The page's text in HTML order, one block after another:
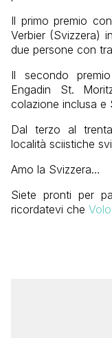
Il primo premio
Verbier (Svizzera)
due persone con
Il secondo
Engadin St.
colazione inclusa e
Dal terzo al
località sciistiche
Amo la Svizzera…
Siete pronti per
ricordatevi che